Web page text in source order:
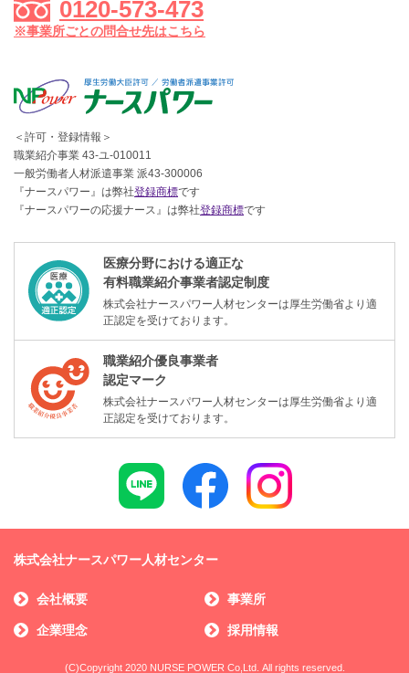
0120-573-473
※事業所ごとの問合せ先はこちら
＜許可・登録情報＞
職業紹介事業 43-ユ-010011
一般労働者人材派遣事業 派43-300006
『ナースパワー』は弊社登録商標です
『ナースパワーの応援ナース』は弊社登録商標です
医療分野における適正な
有料職業紹介事業者認定制度
株式会社ナースパワー人材センターは厚生労働省より適
正認定を受けております。
職業紹介優良事業者
認定マーク
株式会社ナースパワー人材センターは厚生労働省より適
正認定を受けております。
株式会社ナースパワー人材センター
会社概要 事業所
企業理念 採用情報
(C)Copyright 2020 NURSE POWER Co,Ltd. All rights reserved.